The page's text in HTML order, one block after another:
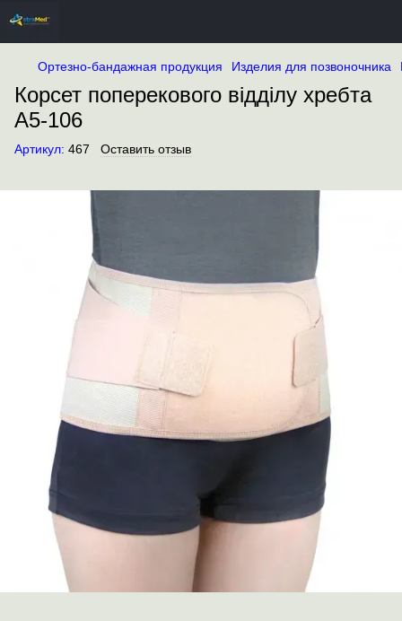
Ортезно-бандажная продукция Изделия для позвоночника
Корсет поперекового відділу хребта
А5-106
Артикул: 467 Оставить отзыв